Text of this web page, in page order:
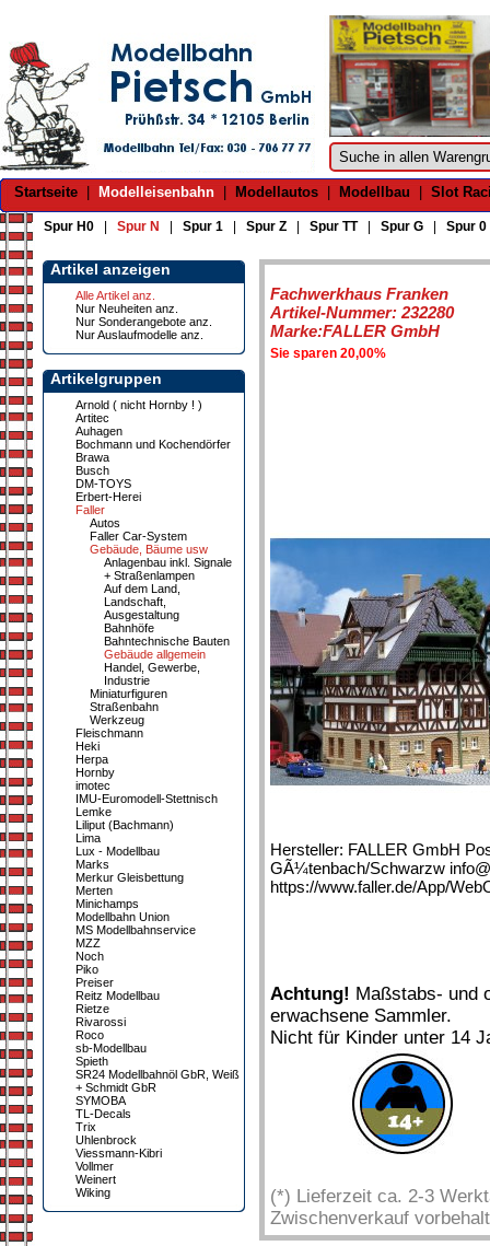
Startseite Modelleisenbahn Modellautos Modellbau Slot
Spur H0 Spur N Spur 1 Spur Z Spur TT| Spur G Spur 0
Artikel anzeigen
Alle Artikel anz.
Nur Neuheiten anz.
Nur Sonderangebote anz.
Nur Auslaufmodelle anz.
Artikelgruppen
Arnold ( nicht Hornby ! )
Artitec
Auhagen
Bochmann und Kochendörfer
Brawa
Busch
DM-TOYS
Erbert-Herei
Faller
Autos
Faller Car-System
Gebäude, Bäume usw
Anlagenbau inkl. Signale
+ Straßenlampen
Auf dem Land,
Landschaft,
Ausgestaltung
Bahnhöfe
Bahntechnische Bauten
Gebäude allgemein
Handel, Gewerbe,
Industrie
Miniaturfiguren
Straßenbahn
Werkzeug
Fleischmann
Heki
Herpa
Hornby
imotec
IMU-Euromodell-Stettnisch
Lemke
Liliput (Bachmann)
Lima
Lux - Modellbau
Marks
Merkur Gleisbettung
Merten
Minichamps
Modellbahn Union
MS Modellbahnservice
MZZ
Noch
Piko
Preiser
Reitz Modellbau
Rietze
Rivarossi
Roco
sb-Modellbau
Spieth
SR24 Modellbahnöl GbR, Weiß
+ Schmidt GbR
SYMOBA
TL-Decals
Trix
Uhlenbrock
Viessmann-Kibri
Vollmer
Weinert
Wiking
Fachwerkhaus Franken
Artikel-Nummer: 232280
Marke:FALLER GmbH
Sie sparen 20,00%
Hersteller: FALLER GmbH
GÃ¼tenbach/Schwarzw
https://www.faller.de/App/
Achtung! Maßstabs- und
erwachsene Sammler.
Nicht für Kinder unter 14
(*) Lieferzeit ca. 2-3
Zwischenverkauf